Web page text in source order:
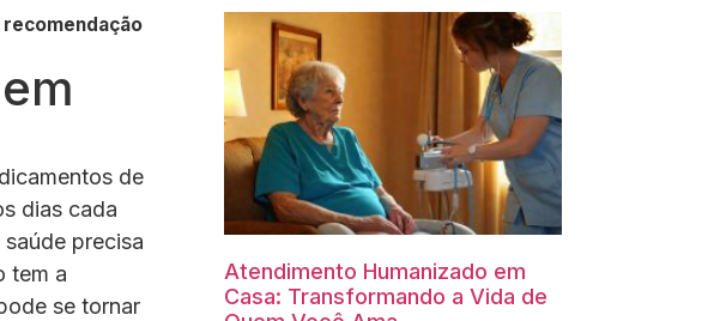
de
dias cada
precisa
tem a
se tornar
Atendimento Humanizado em
Casa: Transformando a Vida de